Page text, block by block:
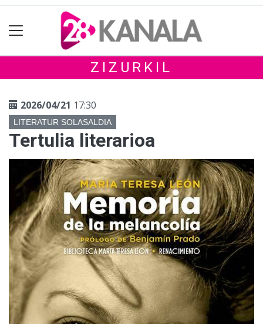
ZIZURKIL
2026/04/21 17:30
LITERATUR SOLASALDIA
Tertulia literarioa